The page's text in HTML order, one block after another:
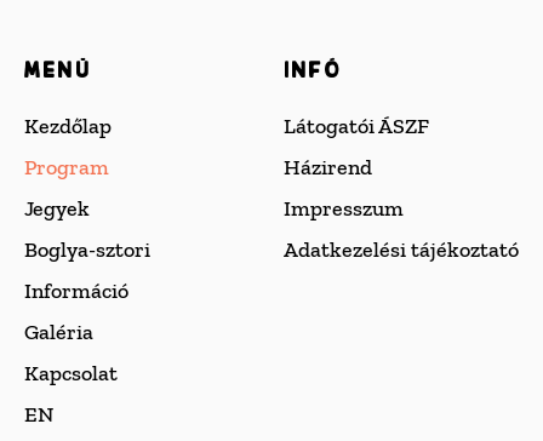
Menü
Kezdőlap
Program
Jegyek
Boglya-sztori
Információ
Galéria
Kapcsolat
EN
Infó
Látogatói ÁSZF
Házirend
Impresszum
Adatkezelési tájékoztató